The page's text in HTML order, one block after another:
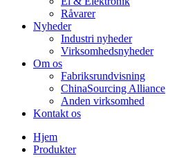
Råvarer
Nyheder
Industri nyheder
Virksomhedsnyheder
Om os
Fabriksrundvisning
ChinaSourcing Alliance
Anden virksomhed
Kontakt os
Hjem
Produkter